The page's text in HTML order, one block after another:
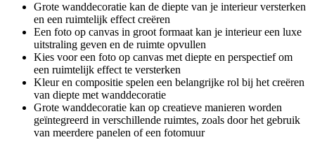
Grote wanddecoratie kan de diepte van je interieur versterken
en een ruimtelijk effect creëren
Een foto op canvas in groot formaat kan je interieur een luxe
uitstraling geven en de ruimte opvullen
Kies voor een foto op canvas met diepte en perspectief om
een ruimtelijk effect te versterken
Kleur en compositie spelen een belangrijke rol bij het creëren
van diepte met wanddecoratie
Grote wanddecoratie kan op creatieve manieren worden
geïntegreerd in verschillende ruimtes, zoals door het gebruik
van meerdere panelen of een fotomuur